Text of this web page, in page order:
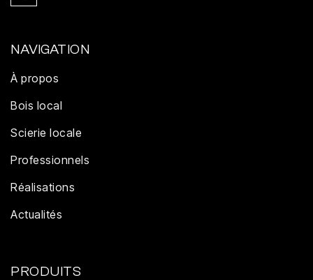
NAVIGATION
À propos
Bois local
Scierie locale
Professionnels
Réalisations
Actualités
PRODUITS